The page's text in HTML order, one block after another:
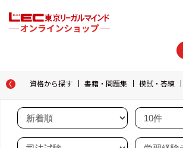
資格から探す 書籍・問題集 模試・答練